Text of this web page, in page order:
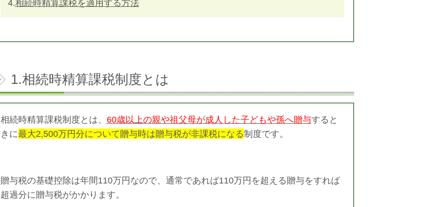
4.相続時精算課税を適用する方法
1.相続時精算課税制度とは
相続時精算課税制度とは、 60歳以上の親や祖父母が成人した子どもや孫へ贈与すると
きに最大2,500万円分について贈与時は贈与税が非課税になる制度です。
贈与税の基礎控除は年間110万円なので、通常であれば110万円を超える贈与をすれば
超過分に贈与税がかかります。